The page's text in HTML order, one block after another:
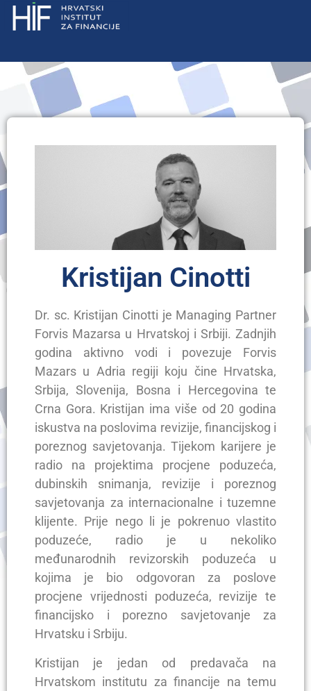
Kristijan Cinotti
Dr. sc. Kristijan Cinotti je Managing Partner
Forvis Mazarsa u Hrvatskoj i Srbiji. Zadnjih
godina aktivno vodi i povezuje Forvis
Mazars u Adria regiji koju čine Hrvatska,
Srbija, Slovenija, Bosna i Hercegovina te
Crna Gora. Kristijan ima više od 20 godina
iskustva na poslovima revizije, financijskog i
poreznog savjetovanja. Tijekom karijere je
radio na projektima procjene poduzeća,
dubinskih snimanja, revizije i poreznog
savjetovanja za internacionalne i tuzemne
klijente. Prije nego li je pokrenuo vlastito
poduzeće, radio je u nekoliko
međunarodnih revizorskih poduzeća u
kojima je bio odgovoran za poslove
procjene vrijednosti poduzeća, revizije te
financijsko i porezno savjetovanje za
Hrvatsku i Srbiju.
Kristijan je jedan od predavača na
Hrvatskom institutu za financije na temu